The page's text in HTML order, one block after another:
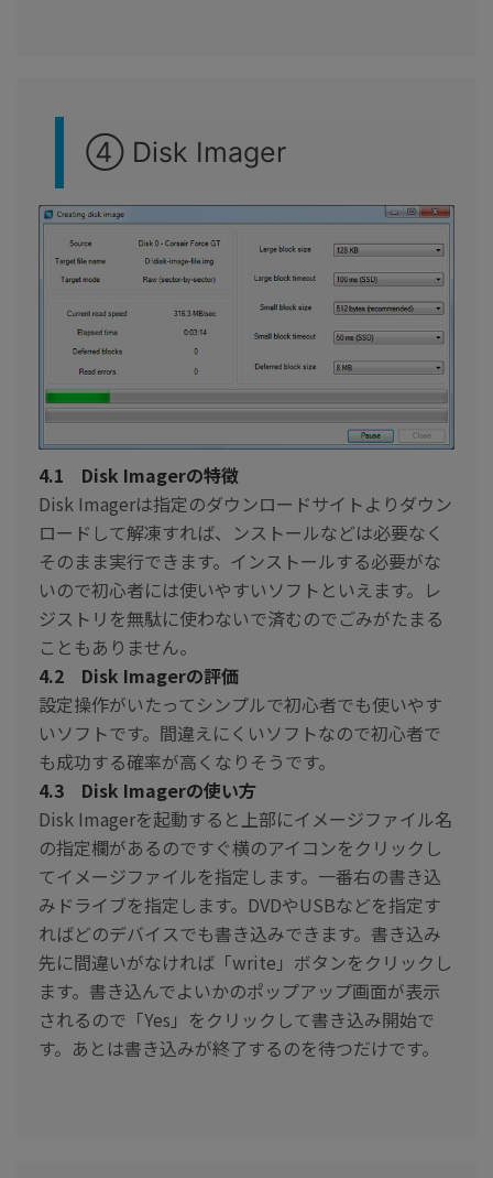
④ Disk Imager
4.1 Disk Imagerの特徴
Disk Imagerは指定のダウンロードサイトよりダウン
ロードして解凍すれば、ンストールなどは必要なく
そのまま実行できます。インストールする必要がな
いので初心者には使いやすいソフトといえます。レ
ジストリを無駄に使わないで済むのでごみがたまる
こともありません。
4.2 Disk Imagerの評価
設定操作がいたってシンプルで初心者でも使いやす
いソフトです。間違えにくいソフトなので初心者で
も成功する確率が高くなりそうです。
4.3 Disk Imagerの使い方
Disk Imagerを起動すると上部にイメージファイル名
の指定欄があるのですぐ横のアイコンをクリックし
てイメージファイルを指定します。一番右の書き込
みドライブを指定します。DVDやUSBなどを指定す
ればどのデバイスでも書き込みできます。書き込み
先に間違いがなければ「write」ボタンをクリックし
ます。書き込んでよいかのポップアップ画面が表示
されるので「Yes」をクリックして書き込み開始で
す。あとは書き込みが終了するのを待つだけです。